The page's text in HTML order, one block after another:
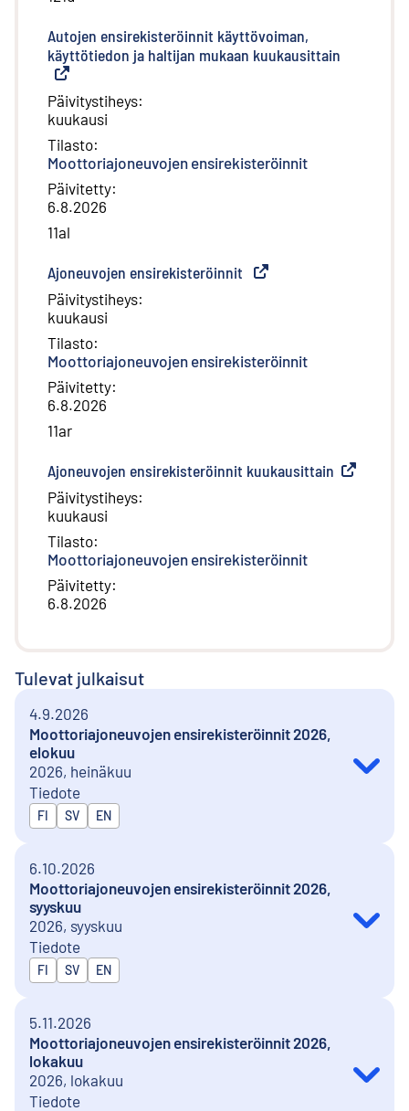
Autojen ensirekisteröinnit käyttövoiman,
käyttötiedon ja haltijan mukaan kuukausittain
Päivitystiheys:
kuukausi
Tilasto:
Moottoriajoneuvojen ensirekisteröinnit
Päivitetty:
6.8.2026
11al
Ajoneuvojen ensirekisteröinnit Ulkoinen linkki
Päivitystiheys:
kuukausi
Tilasto:
Moottoriajoneuvojen ensirekisteröinnit
Päivitetty:
6.8.2026
11ar
Ajoneuvojen ensirekisteröinnit kuukausittain Ulkoinen
Päivitystiheys:
kuukausi
Tilasto:
Moottoriajoneuvojen ensirekisteröinnit
Päivitetty:
6.8.2026
Tulevat julkaisut
4.9.2026
Moottoriajoneuvojen ensirekisteröinnit 2026,
elokuu
2026, heinäkuu
Tiedote
Julkaistaan kielillä
FI SV EN
6.10.2026
Moottoriajoneuvojen ensirekisteröinnit 2026,
syyskuu
2026, syyskuu
Tiedote
Julkaistaan kielillä
FI SV EN
5.11.2026
Moottoriajoneuvojen ensirekisteröinnit 2026,
lokakuu
2026, lokakuu
Tiedote